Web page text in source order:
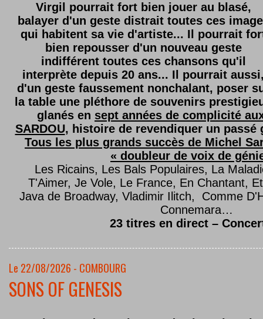
Virgil pourrait fort bien jouer au blasé,
balayer d'un geste distrait toutes ces
qui habitent sa vie d'artiste... Il pourrait
bien repousser d'un nouveau geste
indifférent toutes ces chansons qu'il
interprète depuis 20 ans... Il pourrait
d'un geste faussement nonchalant, poser
la table une pléthore de souvenirs
glanés en sept années de complicité
SARDOU, histoire de revendiquer un passé
Tous les plus grands succès de Michel
« doubleur de voix de
Les Ricains, Les Bals Populaires, La
T'Aimer, Je Vole, Le France, En Chantant,
Java de Broadway, Vladimir Ilitch, Comme
Connemara…
23 titres en direct –
Le 22/08/2026 - COMBOURG
SONS OF GENESIS